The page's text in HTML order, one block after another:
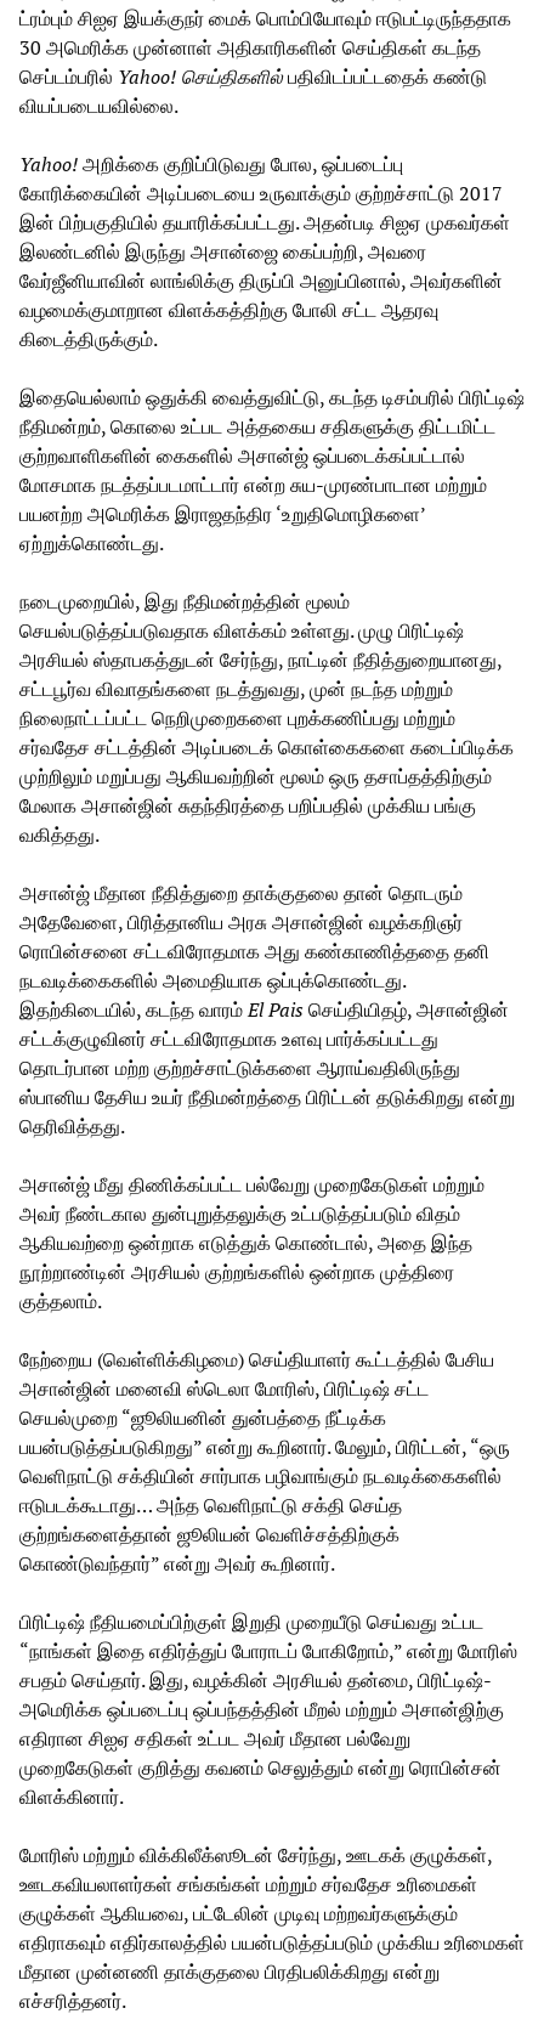
ட்ரம்பும் சிஐஏ இயக்குநர் மைக் பொம்பியோவும் ஈடுபட்டிருந்ததாக
30 அமெரிக்க முன்னாள் அதிகாரிகளின் செய்திகள் கடந்த
செப்டம்பரில் Yahoo! செய்திகளில்பதிவிடப்பட்டதைக் கண்டு
வியப்படையவில்லை.
Yahoo!அறிக்கை குறிப்பிடுவது போல, ஒப்படைப்பு
கோரிக்கையின் அடிப்படையை உருவாக்கும் குற்றச்சாட்டு 2017
இன் பிற்பகுதியில் தயாரிக்கப்பட்டது. அதன்படி சிஐஏ முகவர்கள்
இலண்டனில் இருந்து அசான்ஜை கைப்பற்றி, அவரை
வேர்ஜீனியாவின் லாங்லிக்கு திருப்பி அனுப்பினால், அவர்களின்
வழமைக்குமாறான விளக்கத்திற்கு போலி சட்ட ஆதரவு
கிடைத்திருக்கும்.
இதையெல்லாம் ஒதுக்கி வைத்துவிட்டு, கடந்த டிசம்பரில் பிரிட்டிஷ்
நீதிமன்றம், கொலை உட்பட அத்தகைய சதிகளுக்கு திட்டமிட்ட
குற்றவாளிகளின் கைகளில் அசான்ஜ் ஒப்படைக்கப்பட்டால்
மோசமாக நடத்தப்படமாட்டார் என்ற சுய-முரண்பாடான மற்றும்
பயனற்ற அமெரிக்க இராஜதந்திர ‘உறுதிமொழிகளை’
ஏற்றுக்கொண்டது.
நடைமுறையில், இது நீதிமன்றத்தின் மூலம்
செயல்படுத்தப்படுவதாக விளக்கம் உள்ளது. முழு பிரிட்டிஷ்
அரசியல் ஸ்தாபகத்துடன் சேர்ந்து, நாட்டின் நீதித்துறையானது,
சட்டபூர்வ விவாதங்களை நடத்துவது, முன் நடந்த மற்றும்
நிலைநாட்டப்பட்ட நெறிமுறைகளை புறக்கணிப்பது மற்றும்
சர்வதேச சட்டத்தின் அடிப்படைக் கொள்கைகளை கடைப்பிடிக்க
முற்றிலும் மறுப்பது ஆகியவற்றின் மூலம் ஒரு தசாப்தத்திற்கும்
மேலாக அசான்ஜின் சுதந்திரத்தை பறிப்பதில் முக்கிய பங்கு
வகித்தது.
அசான்ஜ் மீதான நீதித்துறை தாக்குதலை தான் தொடரும்
அதேவேளை, பிரித்தானிய அரசு அசான்ஜின் வழக்கறிஞர்
ரொபின்சனை சட்டவிரோதமாக அது கண்காணித்ததை தனி
நடவடிக்கைகளில் அமைதியாக ஒப்புக்கொண்டது.
இதற்கிடையில், கடந்த வாரம்El Paisசெய்தியிதழ், அசான்ஜின்
சட்டக்குழுவினர் சட்டவிரோதமாக உளவு பார்க்கப்பட்டது
தொடர்பான மற்ற குற்றச்சாட்டுக்களை ஆராய்வதிலிருந்து
ஸ்பானிய தேசிய உயர் நீதிமன்றத்தை பிரிட்டன் தடுக்கிறது என்று
தெரிவித்தது.
அசான்ஜ் மீது திணிக்கப்பட்ட பல்வேறு முறைகேடுகள் மற்றும்
அவர் நீண்டகால துன்புறுத்தலுக்கு உட்படுத்தப்படும் விதம்
ஆகியவற்றை ஒன்றாக எடுத்துக் கொண்டால், அதை இந்த
நூற்றாண்டின் அரசியல் குற்றங்களில் ஒன்றாக முத்திரை
குத்தலாம்.
நேற்றைய (வெள்ளிக்கிழமை) செய்தியாளர் கூட்டத்தில் பேசிய
அசான்ஜின் மனைவி ஸ்டெலா மோரிஸ், பிரிட்டிஷ் சட்ட
செயல்முறை “ஜூலியனின் துன்பத்தை நீட்டிக்க
பயன்படுத்தப்படுகிறது” என்று கூறினார். மேலும், பிரிட்டன், “ஒரு
வெளிநாட்டு சக்தியின் சார்பாக பழிவாங்கும் நடவடிக்கைகளில்
ஈடுபடக்கூடாது… அந்த வெளிநாட்டு சக்தி செய்த
குற்றங்களைத்தான் ஜூலியன் வெளிச்சத்திற்குக்
கொண்டுவந்தார்” என்று அவர் கூறினார்.
பிரிட்டிஷ் நீதியமைப்பிற்குள் இறுதி முறையீடு செய்வது உட்பட
“நாங்கள் இதை எதிர்த்துப் போராடப் போகிறோம்,” என்று மோரிஸ்
சபதம் செய்தார். இது, வழக்கின் அரசியல் தன்மை, பிரிட்டிஷ்-
அமெரிக்க ஒப்படைப்பு ஒப்பந்தத்தின் மீறல் மற்றும் அசான்ஜிற்கு
எதிரான சிஐஏ சதிகள் உட்பட அவர் மீதான பல்வேறு
முறைகேடுகள் குறித்து கவனம் செலுத்தும் என்று ரொபின்சன்
விளக்கினார்.
மோரிஸ் மற்றும் விக்கிலீக்ஸூடன் சேர்ந்து, ஊடகக் குழுக்கள்,
ஊடகவியலாளர்கள் சங்கங்கள் மற்றும் சர்வதேச உரிமைகள்
குழுக்கள் ஆகியவை, பட்டேலின் முடிவு மற்றவர்களுக்கும்
எதிராகவும் எதிர்காலத்தில் பயன்படுத்தப்படும் முக்கிய உரிமைகள்
மீதான முன்னணி தாக்குதலை பிரதிபலிக்கிறது என்று
எச்சரித்தனர்.